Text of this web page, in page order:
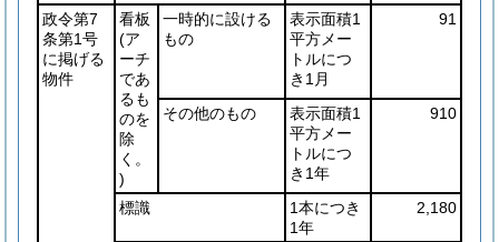
政令第7
条第1号
に掲げる
物件
看板
(ア
ーチ
であ
るも
のを
除
く。
)
一時的に設ける
もの
表示面積1
平方メー
トルにつ
き1月
91
その他のもの
表示面積1
平方メー
トルにつ
き1年
910
標識
1本につき
1年
2,180